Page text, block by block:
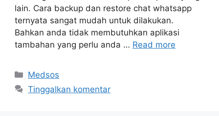
lain. Cara backup dan restore chat whatsapp
ternyata sangat mudah untuk dilakukan.
Bahkan anda tidak membutuhkan aplikasi
tambahan yang perlu anda … Read more
Kategori
Medsos
Tinggalkan komentar